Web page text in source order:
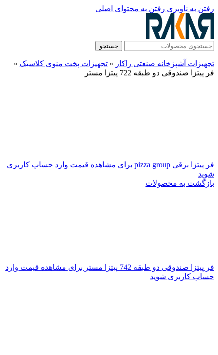
رفتن به ناوبری رفتن به محتوای اصلی
جستجو
تجهیزات آشپزخانه صنعتی راکار » تجهیزات پخت منوی کلاسیک »
فر پیتزا صندوقی دو طبقه 722 پیتزا مستر
فر پیتزا برقی pizza group
برای مشاهده قیمت وارد حساب کاربری
شوید
بازگشت به محصولات
فر پیتزا صندوقی دو طبقه 742 پیتزا مستر
برای مشاهده قیمت وارد
حساب کاربری شوید